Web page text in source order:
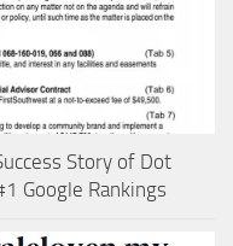
Story of Dot
Google Rankings